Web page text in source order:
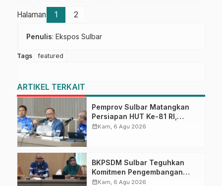
Halaman 1 2
Penulis: Ekspos Sulbar
Tags featured
ARTIKEL TERKAIT
Pemprov Sulbar Matangkan
Persiapan HUT Ke-81 RI,
Puncak Upacara di Lapangan
calendar_monthKam, 6 Agu 2026
BKPSDM Sulbar Teguhkan
Komitmen Pengembangan
Kompetensi ASN melalui
calendar_monthKam, 6 Agu 2026